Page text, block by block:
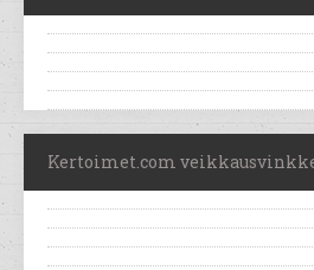
Kertoimet.com